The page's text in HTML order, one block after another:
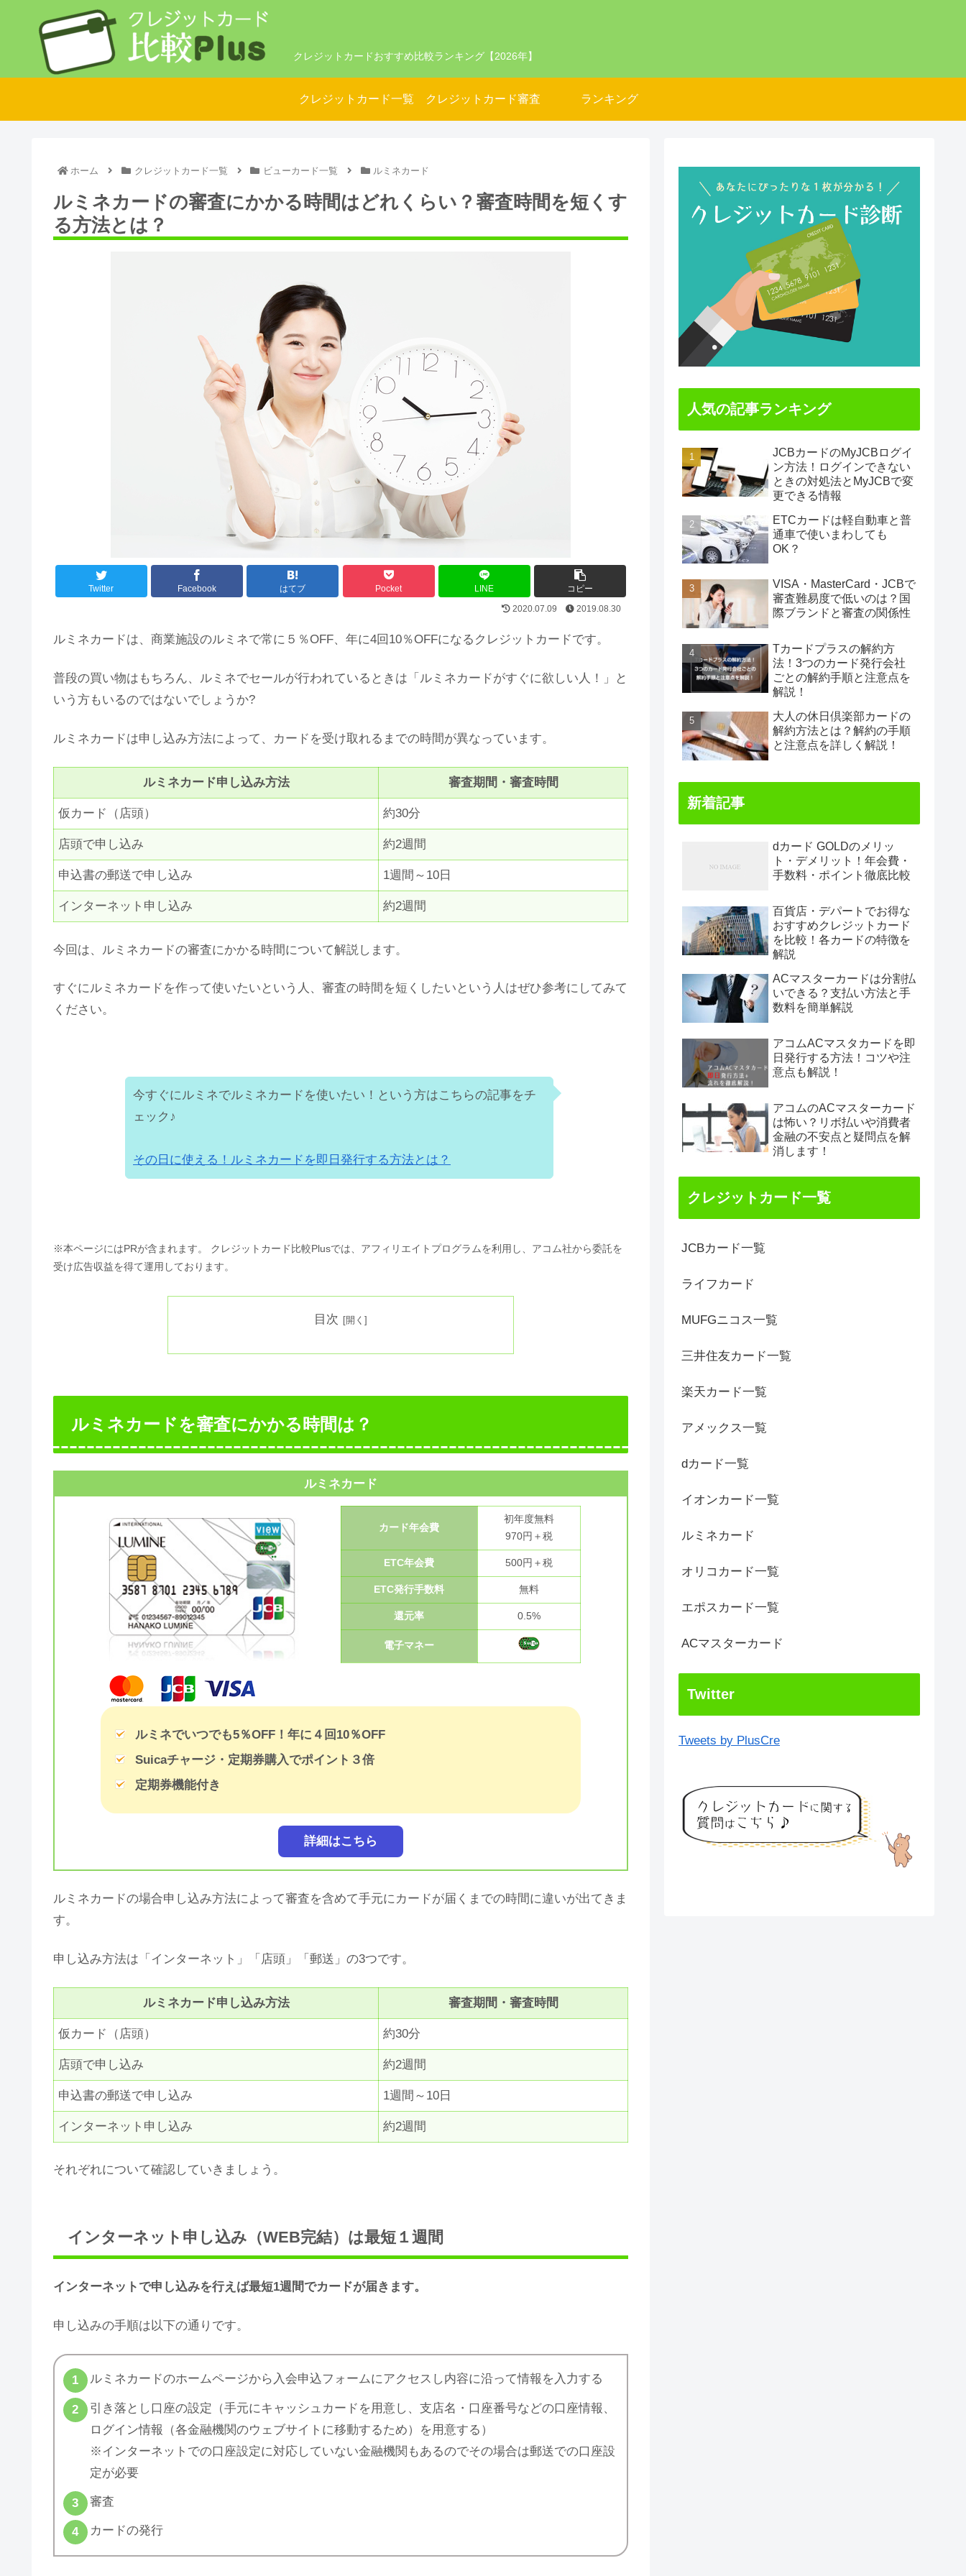
クレジットカードおすすめ比較ランキング【2026年】
クレジットカード一覧 クレジットカード審査 ランキング
ホーム クレジットカード一覧 ビューカード一覧 ルミネカード
ルミネカードの審査にかかる時間はどれくらい？審査時間を短くす
る方法とは？
Twitter Facebook はてブ Pocket LINE
コピー
2020.07.09
2019.08.30
ルミネカードは、商業施設のルミネで常に５％OFF、年に4回10％OFFになるクレジットカードです。
普段の買い物はもちろん、ルミネでセールが行われているときは「ルミネカードがすぐに欲しい人！」と
いう方もいるのではないでしょうか?
ルミネカードは申し込み方法によって、カードを受け取れるまでの時間が異なっています。
ルミネカード申し込み方法 審査期間・審査時間
仮カード（店頭） 約30分
店頭で申し込み 約2週間
申込書の郵送で申し込み 1週間～10日
インターネット申し込み 約2週間
今回は、ルミネカードの審査にかかる時間について解説します。
すぐにルミネカードを作って使いたいという人、審査の時間を短くしたいという人はぜひ参考にしてみて
ください。
今すぐにルミネでルミネカードを使いたい！という方はこちらの記事をチ
ェック♪
その日に使える！ルミネカードを即日発行する方法とは？
※本ページにはPRが含まれます。 クレジットカード比較Plusでは、アフィリエイトプログラムを利用し、アコム社から委託を
受け広告収益を得て運用しております。
目次
ルミネカードを審査にかかる時間は？
ルミネカード
カード年会費
初年度無料
970円＋税
ETC年会費 500円＋税
ETC発行手数料 無料
還元率 0.5%
電子マネー
ルミネでいつでも5％OFF！年に４回10％OFF
Suicaチャージ・定期券購入でポイント３倍
定期券機能付き
詳細はこちら
ルミネカードの場合申し込み方法によって審査を含めて手元にカードが届くまでの時間に違いが出てきま
す。
申し込み方法は「インターネット」「店頭」「郵送」の3つです。
ルミネカード申し込み方法 審査期間・審査時間
仮カード（店頭） 約30分
店頭で申し込み 約2週間
申込書の郵送で申し込み 1週間～10日
インターネット申し込み 約2週間
それぞれについて確認していきましょう。
インターネット申し込み（WEB完結）は最短１週間
インターネットで申し込みを行えば最短1週間でカードが届きます。
申し込みの手順は以下の通りです。
ルミネカードのホームページから入会申込フォームにアクセスし内容に沿って情報を入力する
引き落とし口座の設定（手元にキャッシュカードを用意し、支店名・口座番号などの口座情報、
ログイン情報（各金融機関のウェブサイトに移動するため）を用意する）
※インターネットでの口座設定に対応していない金融機関もあるのでその場合は郵送での口座設
定が必要
審査
カードの発行
人気の記事ランキング
JCBカードのMyJCBログイ
ン方法！ログインできない
ときの対処法とMyJCBで変
更できる情報
ETCカードは軽自動車と普
通車で使いまわしても
OK？
VISA・MasterCard・JCBで
審査難易度で低いのは？国
際ブランドと審査の関係性
Tカードプラスの解約方
法！3つのカード発行会社
ごとの解約手順と注意点を
解説！
大人の休日倶楽部カードの
解約方法とは？解約の手順
と注意点を詳しく解説！
新着記事
dカード GOLDのメリッ
ト・デメリット！年会費・
手数料・ポイント徹底比較
百貨店・デパートでお得な
おすすめクレジットカード
を比較！各カードの特徴を
解説
ACマスターカードは分割払
いできる？支払い方法と手
数料を簡単解説
アコムACマスタカードを即
日発行する方法！コツや注
意点も解説！
アコムのACマスターカード
は怖い？リボ払いや消費者
金融の不安点と疑問点を解
消します！
クレジットカード一覧
JCBカード一覧
ライフカード
MUFGニコス一覧
三井住友カード一覧
楽天カード一覧
アメックス一覧
dカード一覧
イオンカード一覧
ルミネカード
オリコカード一覧
エポスカード一覧
ACマスターカード
Twitter
Tweets by PlusCre